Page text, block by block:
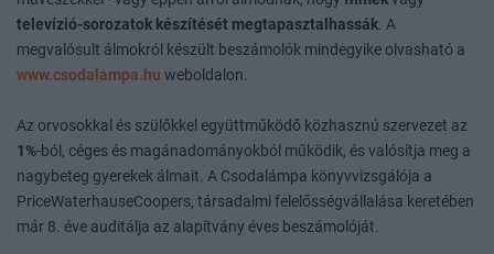
televízió-sorozatok készítését megtapasztalhassák. A
megvalósult álmokról készült beszámolók mindegyike olvasható a
www.csodalampa.hu weboldalon.
Az orvosokkal és szülőkkel együttműködő közhasznú szervezet az
1%-ból, céges és magánadományokból működik, és valósítja meg a
nagybeteg gyerekek álmait. A Csodalámpa könyvvizsgálója a
PriceWaterhauseCoopers, társadalmi felelősségvállalása keretében
már 8. éve auditálja az alapítvány éves beszámolóját.